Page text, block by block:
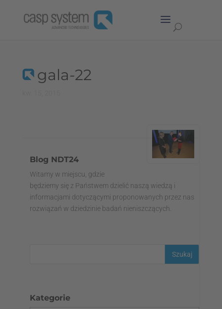
gala-22
Blog NDT24
Witamy w miejscu, gdzie
będziemy się z Państwem dzielić naszą wiedzą i
informacjami dotyczącymi proponowanych przez nas
rozwiązań w dziedzinie badań nieniszczących.
Kategorie